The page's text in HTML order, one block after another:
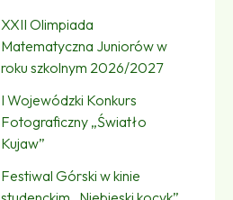
XXII Olimpiada
Matematyczna Juniorów w
roku szkolnym 2026/2027
I Wojewódzki Konkurs
Fotograficzny „Światło
Kujaw”
Festiwal Górski w kinie